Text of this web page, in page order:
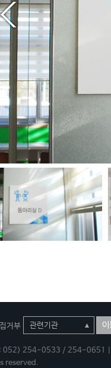
거부 이
: 052) 254-0533 / 254-
reserved.